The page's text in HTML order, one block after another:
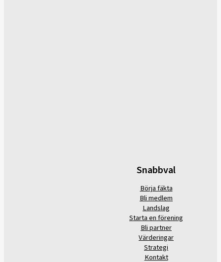
Snabbval
Börja fäkta
Bli medlem
Landslag
Starta en förening
Bli partner
Värderingar
Strategi
Kontakt